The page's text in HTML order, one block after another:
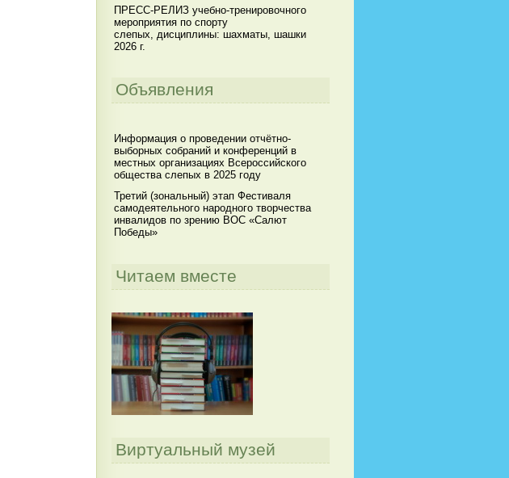
ПРЕСС-РЕЛИЗ учебно-тренировочного
мероприятия по спорту
слепых, дисциплины: шахматы, шашки
2026 г.
Объявления
Информация о проведении отчётно-
выборных собраний и конференций в
местных организациях Всероссийского
общества слепых в 2025 году
Третий (зональный) этап Фестиваля
самодеятельного народного творчества
инвалидов по зрению ВОС «Салют
Победы»
Читаем вместе
Виртуальный музей